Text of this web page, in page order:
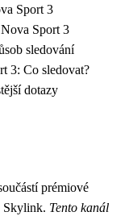
Sport 3
Sport 3
sledování
3: Co sledovat?
dotazy
prémiové
Skylink. Tento kanál